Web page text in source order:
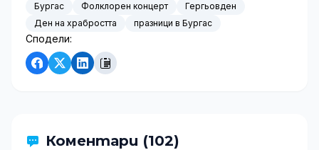
Бургас Фолклорен концерт
Гергьовден
Ден на храбростта
празници в Бургас
Сподели:
Коментари (102)